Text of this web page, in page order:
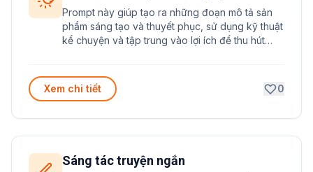
Prompt này giúp tạo ra những đoạn mô tả sản
phẩm sáng tạo và thuyết phục, sử dụng kỹ thuật
kể chuyện và tập trung vào lợi ích để thu hút
Xem chi tiết 0
Sáng tác truyện ngắn